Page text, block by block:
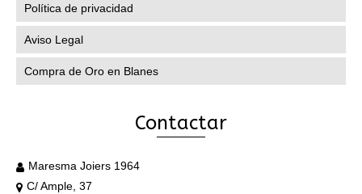
Política de privacidad
Aviso Legal
Compra de Oro en Blanes
Contactar
Maresma Joiers 1964
C/ Ample, 37